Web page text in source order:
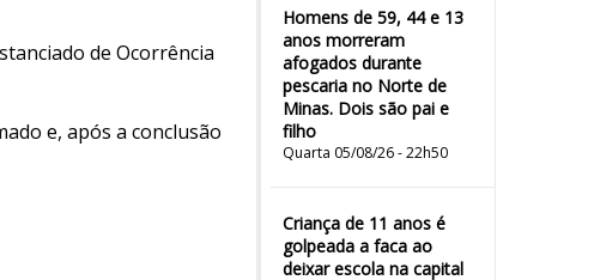
Homens de 59, 44 e 13
anos morreram
afogados durante
pescaria no Norte de
Minas. Dois são pai e
filho
Quarta 05/08/26 - 22h50
Criança de 11 anos é
golpeada a faca ao
deixar escola na capital
de Ocorrência
e, após a conclusão